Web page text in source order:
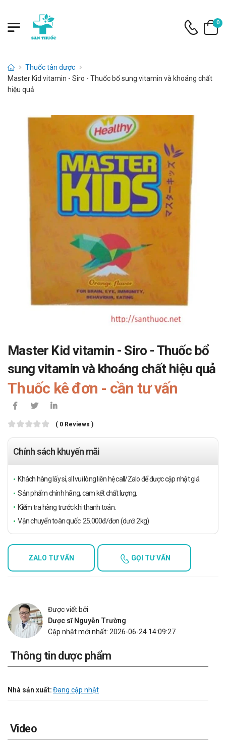
0
Thuốc tân dược
Master Kid vitamin - Siro - Thuốc bổ sung vitamin và khoáng chất
hiệu quả
Master Kid vitamin - Siro - Thuốc bổ
sung vitamin và khoáng chất hiệu quả
Thuốc kê đơn - cần tư vấn
( 0 Reviews )
Chính sách khuyến mãi
Khách hàng lấy sỉ, sll vui lòng liên hệ call/Zalo để được cập nhật giá
Sản phẩm chính hãng, cam kết chất lượng.
Kiểm tra hàng trước khi thanh toán.
Vận chuyển toàn quốc: 25.000đ/đơn (dưới 2kg)
ZALO TƯ VẤN GỌI TƯ VẤN
Được viết bởi
Dược sĩ Nguyễn Trường
Cập nhật mới nhất: 2026-06-24 14:09:27
Thông tin dược phẩm
Nhà sản xuất:Đang cập nhật
Video